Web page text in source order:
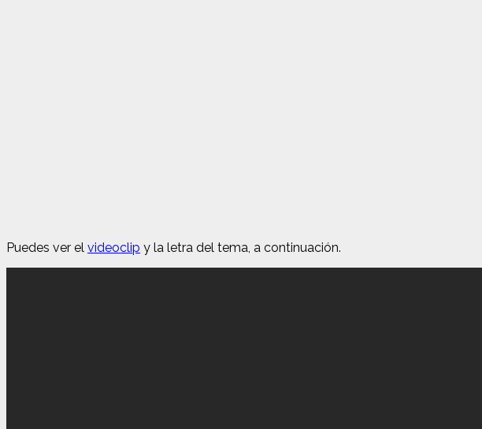
Puedes ver el videoclip y la letra del tema, a continuación.